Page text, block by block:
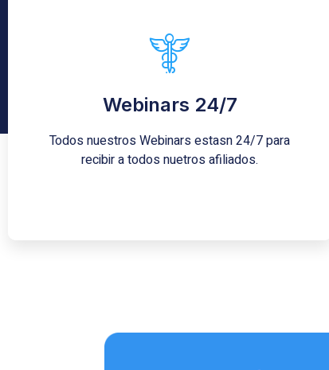
Webinars 24/7
Todos nuestros Webinars estasn 24/7 para
recibir a todos nuetros afiliados.
Revise la agenda
correo electrónico para conocer la programación
mensual de la Sociedad.
Consulte Aquí